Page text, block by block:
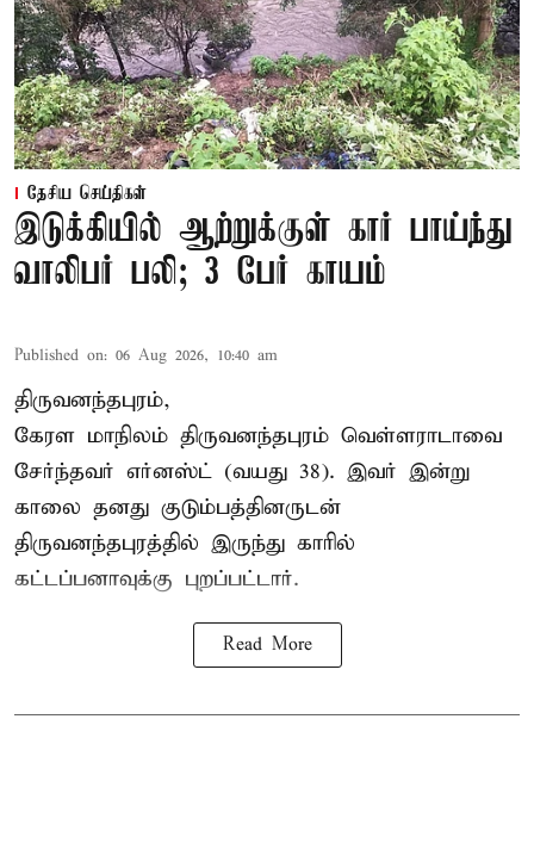
தேசிய செய்திகள்
இடுக்கியில் ஆற்றுக்குள் கார் பாய்ந்து
வாலிபர் பலி; 3 பேர் காயம்
Published on: 06 Aug 2026, 10:40 am
திருவனந்தபுரம்,
கேரள மாநிலம் திருவனந்தபுரம் வெள்ளராடாவை
சேர்ந்தவர் எர்னஸ்ட் (வயது 38). இவர் இன்று
காலை தனது குடும்பத்தினருடன்
திருவனந்தபுரத்தில் இருந்து காரில்
கட்டப்பனாவுக்கு புறப்பட்டார்.
Read More